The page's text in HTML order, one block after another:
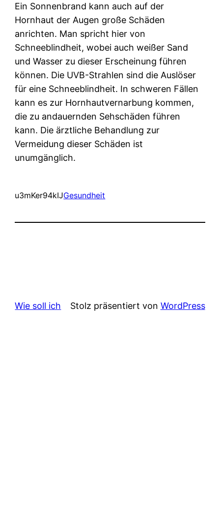
Ein Sonnenbrand kann auch auf der
Hornhaut der Augen große Schäden
anrichten. Man spricht hier von
Schneeblindheit, wobei auch weißer Sand
und Wasser zu dieser Erscheinung führen
können. Die UVB-Strahlen sind die Auslöser
für eine Schneeblindheit. In schweren Fällen
kann es zur Hornhautvernarbung kommen,
die zu andauernden Sehschäden führen
kann. Die ärztliche Behandlung zur
Vermeidung dieser Schäden ist
unumgänglich.
u3mKer94kIJGesundheit
Wie soll ich Stolz präsentiert von WordPress